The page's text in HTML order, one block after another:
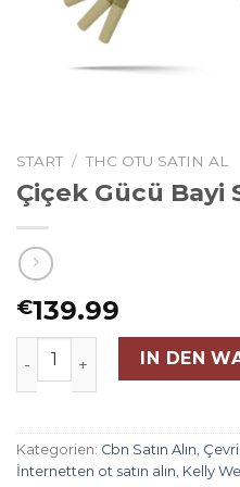
START / THC OTU SATIN AL
Çiçek Gücü Bayi
€139.99
Çiçek Gücü Bayi Seçim
IN DEN
Kategorien: Cbn Satın Alın,
İnternetten ot satın alın, Kelly